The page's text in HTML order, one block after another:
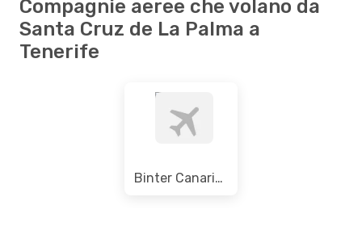
Compagnie aeree che volano da
Santa Cruz de La Palma a
Tenerife
Binter Canarias